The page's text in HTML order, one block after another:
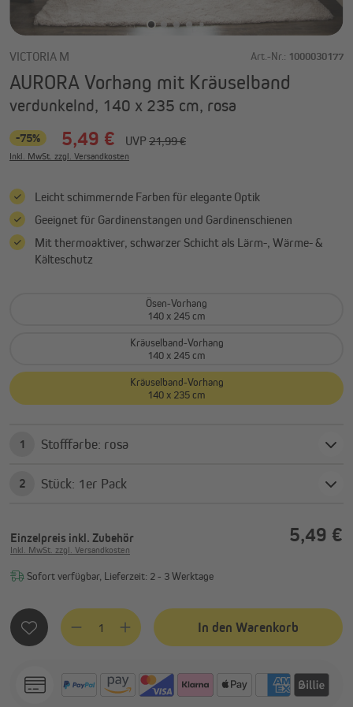
VICTORIA M Art.-Nr.: 1000030177
AURORA Vorhang mit Kräuselband
verdunkelnd, 140 x 235 cm, rosa
-75% 5,49 € UVP 21,99 €
Inkl. MwSt. zzgl. Versandkosten
Leicht schimmernde Farben für elegante Optik
Geeignet für Gardinenstangen und Gardinenschienen
Mit thermoaktiver, schwarzer Schicht als Lärm-, Wärme- &
Kälteschutz
Ösen-Vorhang
140 x 245 cm
Kräuselband-Vorhang
140 x 245 cm
Kräuselband-Vorhang
140 x 235 cm
1 Stofffarbe: rosa
2 Stück: 1er Pack
Einzelpreis inkl. Zubehör 5,49 €
Inkl. MwSt. zzgl. Versandkosten
Sofort verfügbar, Lieferzeit: 2 - 3 Werktage
Produkt Anzahl: Gib den gewünschten Wert ein oder
In den Warenkorb